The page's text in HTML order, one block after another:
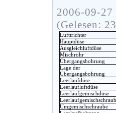
2006-09-
(Gelesen:
Lufttrichter
Hauptdüse
Ausgleichluftdüse
Mischrohr
Übergangsbohrung
Lage der
Übergangsbohrung
Leerlaufdüse
Leerlaufluftdüse
Leerlaufgemischdüse
Umgemischschraube